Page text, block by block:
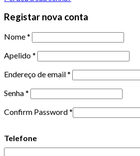
Registar nova conta
Nome*
Apelido*
Endereço de email*
Senha*
Confirm Password*
Telefone